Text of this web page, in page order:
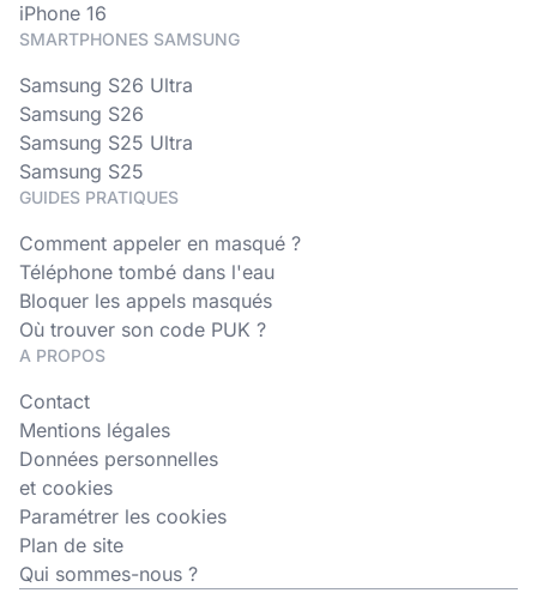
iPhone 16
SMARTPHONES SAMSUNG
Samsung S26 Ultra
Samsung S26
Samsung S25 Ultra
Samsung S25
GUIDES PRATIQUES
Comment appeler en masqué ?
Téléphone tombé dans l'eau
Bloquer les appels masqués
Où trouver son code PUK ?
A PROPOS
Contact
Mentions légales
Données personnelles
et cookies
Paramétrer les cookies
Plan de site
Qui sommes-nous ?